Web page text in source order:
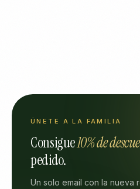
ÚNETE A LA FAMILIA
Consigue10% de
pedido.
Un solo email con la nueva